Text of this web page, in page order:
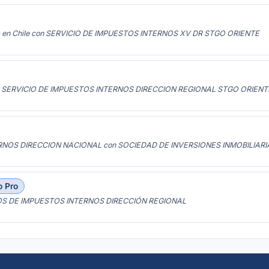
Chile con SERVICIO DE IMPUESTOS INTERNOS XV DR STGO ORIENTE
DE IMPUESTOS INTERNOS DIRECCION REGIONAL STGO
DIRECCION NACIONAL con SOCIEDAD DE INVERSIONES
Pro
DE IMPUESTOS INTERNOS DIRECCIÓN REGIONAL